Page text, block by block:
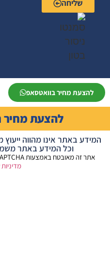
שליחה
להצעת מחיר בוואטסאפ
להצעת מחיר
באתר אינו מהווה ייעוץ
וכל המידע באתר משמש
אתר זה מאובטח באמצעות reCAPTCHA וגוגל בכפוף
מדיניות